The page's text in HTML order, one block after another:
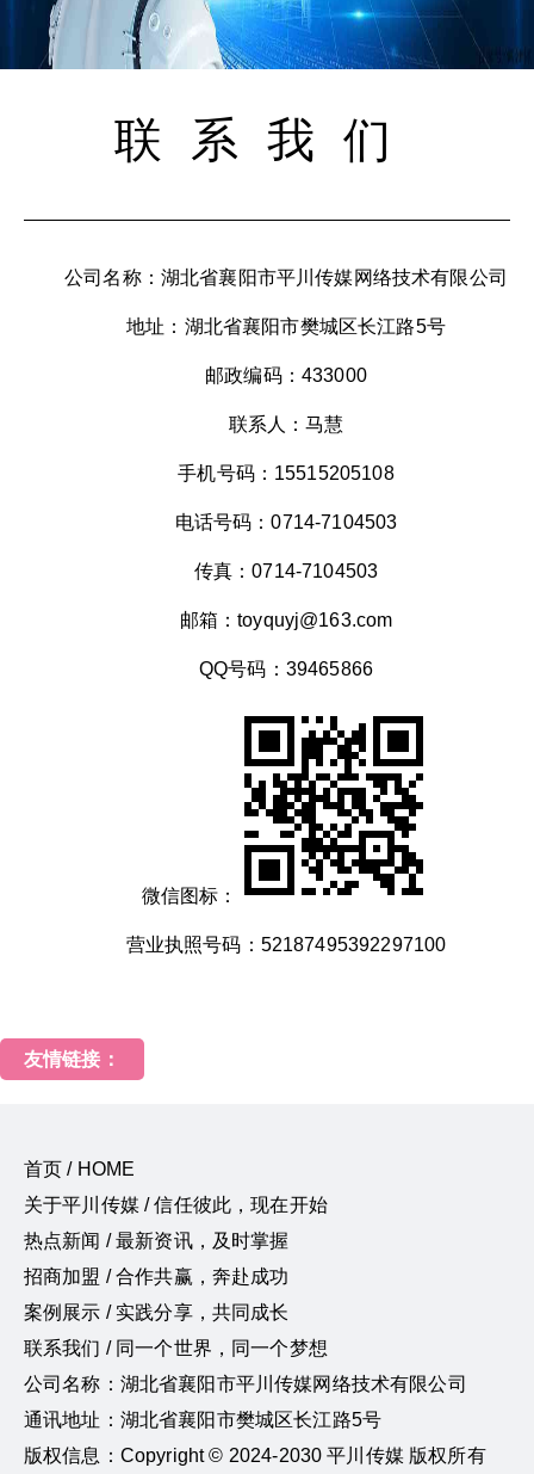
联系我们
公司名称：湖北省襄阳市平川传媒网络技术有限公司
地址：湖北省襄阳市樊城区长江路5号
邮政编码：433000
联系人：马慧
手机号码：15515205108
电话号码：0714-7104503
传真：0714-7104503
邮箱：toyquyj@163.com
QQ号码：39465866
微信图标：
营业执照号码：52187495392297100
友情链接：
首页 / HOME
关于平川传媒 / 信任彼此，现在开始
热点新闻 / 最新资讯，及时掌握
招商加盟 / 合作共赢，奔赴成功
案例展示 / 实践分享，共同成长
联系我们 / 同一个世界，同一个梦想
公司名称：湖北省襄阳市平川传媒网络技术有限公司
通讯地址：湖北省襄阳市樊城区长江路5号
版权信息：Copyright © 2024-2030 平川传媒 版权所有